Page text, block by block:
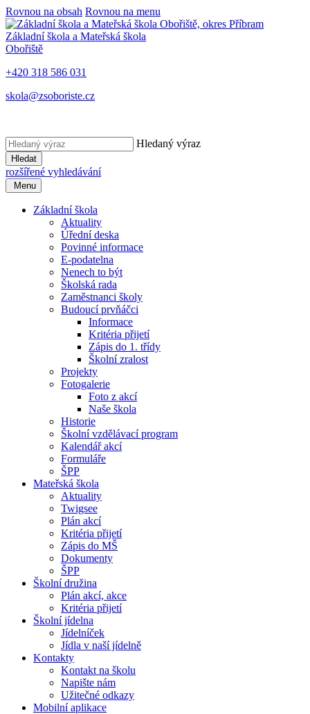
Rovnou na obsah Rovnou na menu
Základní škola a Mateřská škola
Obořiště
+420 318 586 031
skola@zsoboriste.cz
Hledaný výraz
Hledat
rozšířené vyhledávání
Menu
Základní škola
Aktuality
Úřední deska
Povinné informace
E-podatelna
Nenech to být
Školská rada
Zaměstnanci školy
Budoucí prvňáčci
Informace
Kritéria přijetí
Zápis do 1. třídy
Školní zralost
Projekty
Fotogalerie
Foto z akcí
Naše škola
Historie
Školní vzdělávací program
Kalendář akcí
Formuláře
ŠPP
Mateřská škola
Aktuality
Twigsee
Plán akcí
Kritéria přijetí
Zápis do MŠ
Dokumenty
ŠPP
Školní družina
Plán akcí, akce
Kritéria přijetí
Školní jídelna
Jídelníček
Jídla v naší jídelně
Kontakty
Kontakt na školu
Napište nám
Užitečné odkazy
Mobilní aplikace